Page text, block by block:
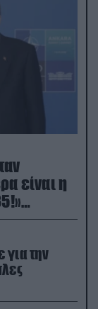
είναι η
για την